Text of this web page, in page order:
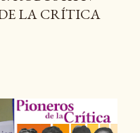
LA CRÍTICA